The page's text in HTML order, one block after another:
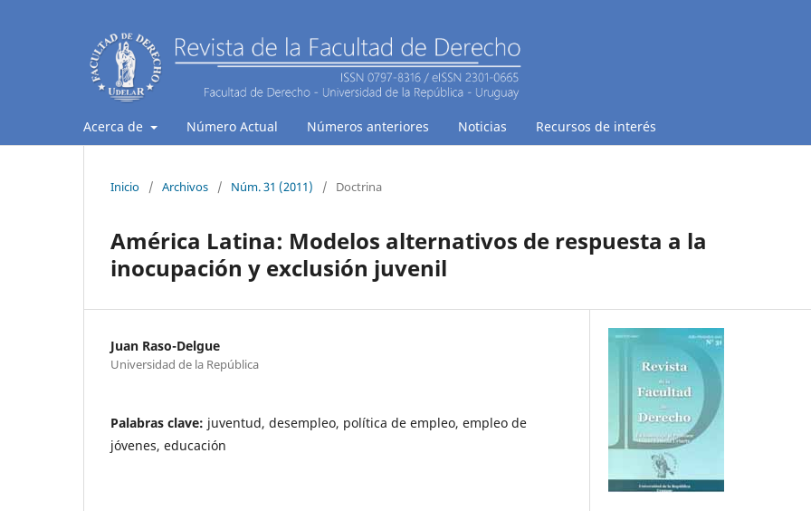
Acerca de Número Actual Números anteriores Noticias Recursos de interés
Inicio / Archivos / Núm. 31 (2011) / Doctrina
América Latina: Modelos alternativos de respuesta a la
inocupación y exclusión juvenil
Juan Raso-Delgue
Universidad de la República
Palabras clave: juventud, desempleo, política de empleo, empleo de
jóvenes, educación